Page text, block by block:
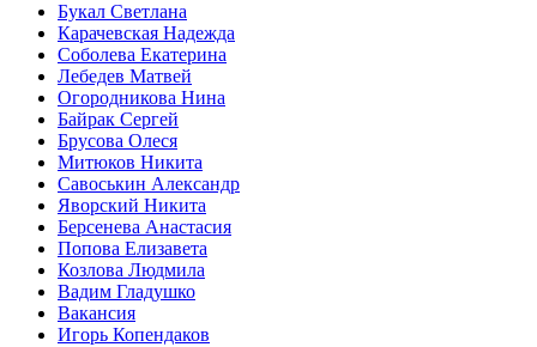
Букал Светлана
Карачевская Надежда
Соболева Екатерина
Лебедев Матвей
Огородникова Нина
Байрак Сергей
Брусова Олеся
Митюков Никита
Савоськин Александр
Яворский Никита
Берсенева Анастасия
Попова Елизавета
Козлова Людмила
Вадим Гладушко
Вакансия
Игорь Копендаков